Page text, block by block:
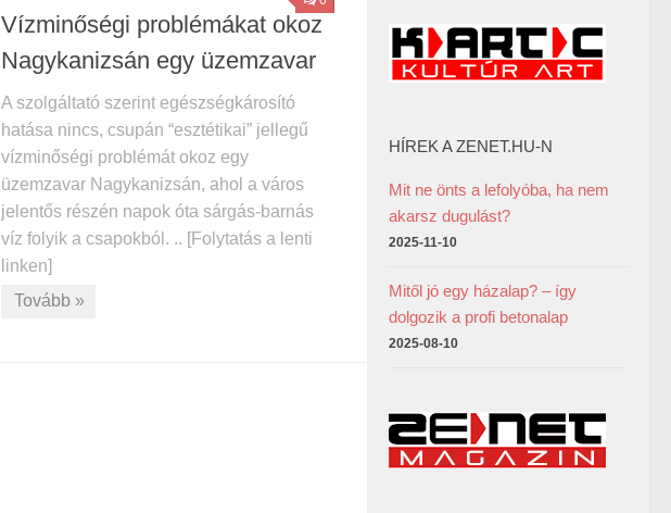
Vízminőségi problémákat okoz
Nagykanizsán egy üzemzavar
A szolgáltató szerint egészségkárosító
hatása nincs, csupán “esztétikai” jellegű
vízminőségi problémát okoz egy
üzemzavar Nagykanizsán, ahol a város
jelentős részén napok óta sárgás-barnás
víz folyik a csapokból. .. [Folytatás a lenti
linken]
Tovább »
HÍREK A ZENET.HU-N
Mit ne önts a lefolyóba, ha nem
akarsz dugulást?
2025-11-10
Mitől jó egy házalap? – így
dolgozik a profi betonalap
2025-08-10